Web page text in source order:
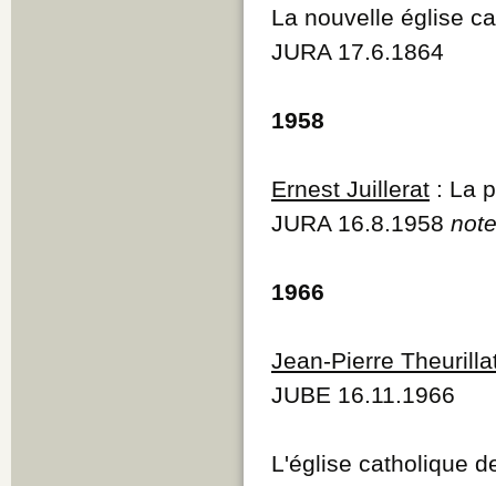
La nouvelle église
JURA 17.6.1864
1958
Ernest Juillerat : La
JURA 16.8.1958
1966
Jean-Pierre
JUBE 16.11.1966
L'église catholique